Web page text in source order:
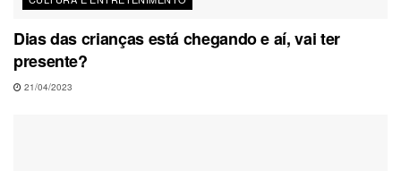
Dias das crianças está chegando e aí, vai ter
presente?
21/04/2023